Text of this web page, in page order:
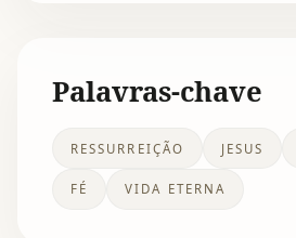
Palavras-chave
RESSURREIÇÃO JESUS
FÉ VIDA ETERNA